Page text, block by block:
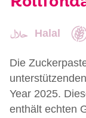
Halal
Die
Year 2025.
enthält echten